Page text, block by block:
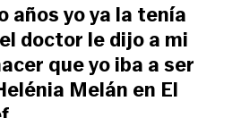
años yo ya la tenía
doctor le dijo a mi
que yo iba a ser
Melán en El